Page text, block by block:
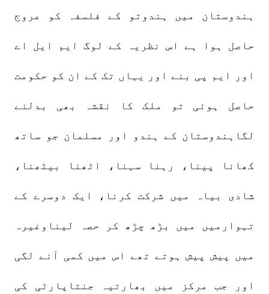
ہندوستان میں ہندوتو کے فلسفہ کو عروج
حاصل ہوا ہے اس نظریہ کے لوگ ایم ایل اے
اور ایم پی بنے اور یہاں تک کے ان کو حکومت
حاصل ہوئی تو ملک کا نقشہ بھی بدلنے
لگاہندوستان کے ہندو اور مسلمان جو ساتھ
کھانا پینا، رہنا سہنا، اٹھنا بیٹھنا،
شادی بیاہ میں شرکت کرنا، ایک دوسرے کے
تہوارمیں میں بڑھ چڑھ کر حصہ لیناوغیرہ
میں پیش پیش ہوتے تھے اس میں کمی آنے لگی
اور جب مرکز میں بھارتیہ جنتاپارٹی کی